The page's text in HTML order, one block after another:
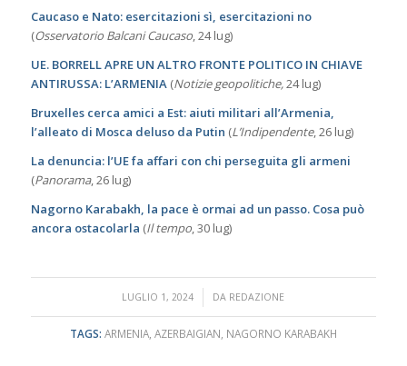
Caucaso e Nato: esercitazioni sì, esercitazioni no
(Osservatorio Balcani Caucaso, 24 lug)
UE. BORRELL APRE UN ALTRO FRONTE POLITICO IN CHIAVE
ANTIRUSSA: L’ARMENIA(Notizie geopolitiche,24 lug)
Bruxelles cerca amici a Est: aiuti militari all’Armenia,
l’alleato di Mosca deluso da Putin (L’Indipendente, 26 lug)
La denuncia: l’UE fa affari con chi perseguita gli armeni
(Panorama, 26 lug)
Nagorno Karabakh, la pace è ormai ad un passo. Cosa può
ancora ostacolarla (Il tempo, 30 lug)
LUGLIO 1, 2024
/ DA REDAZIONE
TAGS: ARMENIA, AZERBAIGIAN NAGORNO KARABAKH